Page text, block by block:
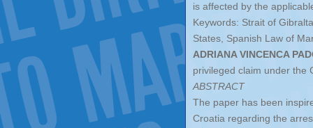
is affected by the
Keywords: Strait of
States, Spanish Law of
ADRIANA VINCENCA
privileged claim under the
ABSTRACT
The paper has been
Croatia regarding the